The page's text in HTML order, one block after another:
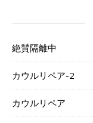
絶賛隔離中
カウルリペア-2
カウルリペア